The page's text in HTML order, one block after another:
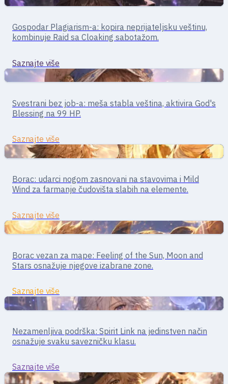
Stalker
Gospodar Plagiarism-a: kopira neprijateljsku veštinu,
kombinuje Raid sa Cloaking sabotažom.
Saznajte više
Bliski borci
Super Novice
Svestrani bez job-a: meša stabla veština, aktivira God's
Blessing na 99 HP.
Saznajte više
Bliski borci
Taekwon
Borac: udarci nogom zasnovani na stavovima i Mild
Wind za farmanje čudovišta slabih na elemente.
Saznajte više
Bliski borci
Star Gladiator
Borac vezan za mape: Feeling of the Sun, Moon and
Stars osnažuje njegove izabrane zone.
Saznajte više
Podrška
Soul Linker
Nezamenljiva podrška: Spirit Link na jedinstven način
osnažuje svaku savezničku klasu.
Saznajte više
Dalekometni